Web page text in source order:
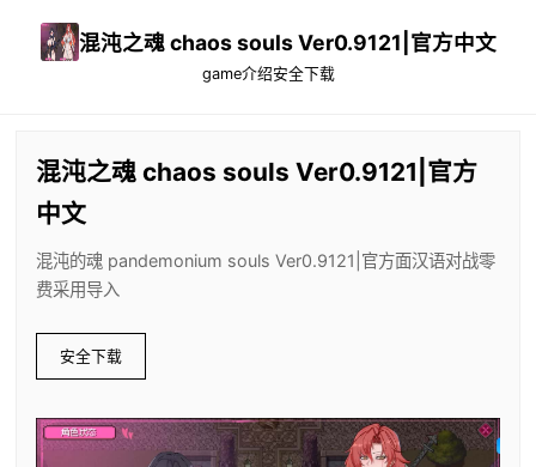
混沌之魂 chaos souls Ver0.9121|官方中文
game介绍安全下载
混沌之魂 chaos souls Ver0.9121|官方
中文
混沌的魂 pandemonium souls Ver0.9121|官方面汉语对战零
费采用导入
安全下载